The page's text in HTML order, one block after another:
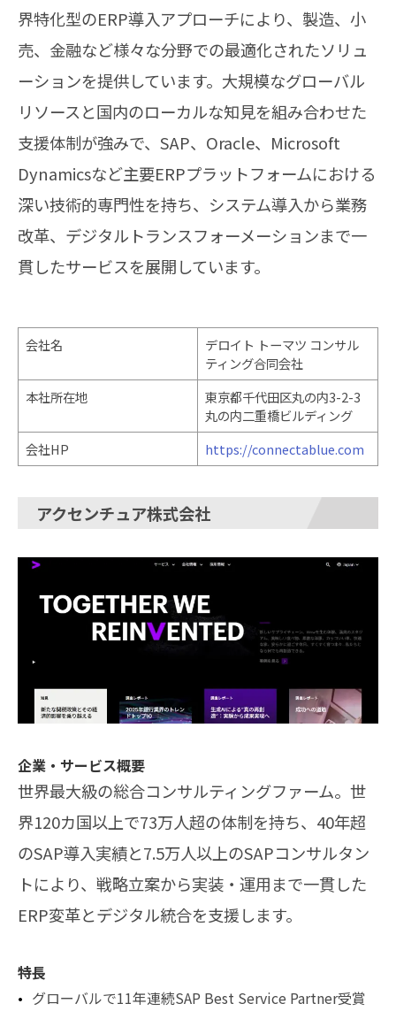
界特化型のERP導入アプローチにより、製造、小
売、金融など様々な分野での最適化されたソリュ
ーションを提供しています。大規模なグローバル
リソースと国内のローカルな知見を組み合わせた
支援体制が強みで、SAP、Oracle、Microsoft
Dynamicsなど主要ERPプラットフォームにおける
深い技術的専門性を持ち、システム導入から業務
改革、デジタルトランスフォーメーションまで一
貫したサービスを展開しています。
会社名
デロイト トーマツ コンサル
ティング合同会社
本社所在地
東京都千代田区丸の内3-2-3
丸の内二重橋ビルディング
会社HP
https://connectablue.com
アクセンチュア株式会社
企業・サービス概要
世界最大級の総合コンサルティングファーム。世
界120カ国以上で73万人超の体制を持ち、40年超
のSAP導入実績と7.5万人以上のSAPコンサルタン
トにより、戦略立案から実装・運用まで一貫した
ERP変革とデジタル統合を支援します。
特長
グローバルで11年連続SAP Best Service Partner受賞